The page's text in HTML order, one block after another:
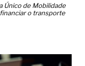
Único de Mobilidade
financiar o transporte